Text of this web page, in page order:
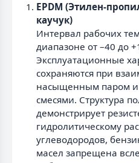
EPDM (Этилен-
каучук)
Интервал рабочих
диапазоне от –40 до
Эксплуатационные
сохраняются при
насыщенным паром
смесями. Структура
демонстрирует
гидролитическому
углеводородов,
масел запрещена